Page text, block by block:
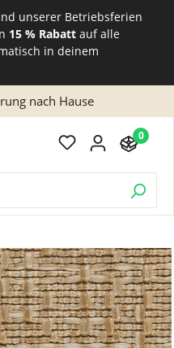
unserer Betriebsferien
15 % Rabatt auf alle
in deinem
nach Hause
0